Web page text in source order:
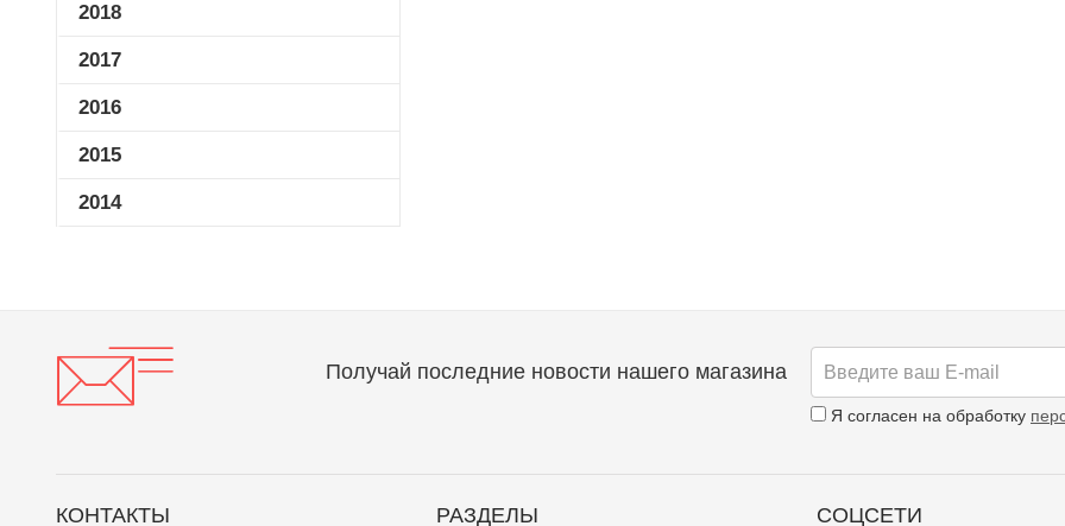
2018
2017
2016
2015
2014
Получай последние новости нашего магазина
Я согласен на обработку
КОНТАКТЫ РАЗДЕЛЫ СОЦСЕТИ